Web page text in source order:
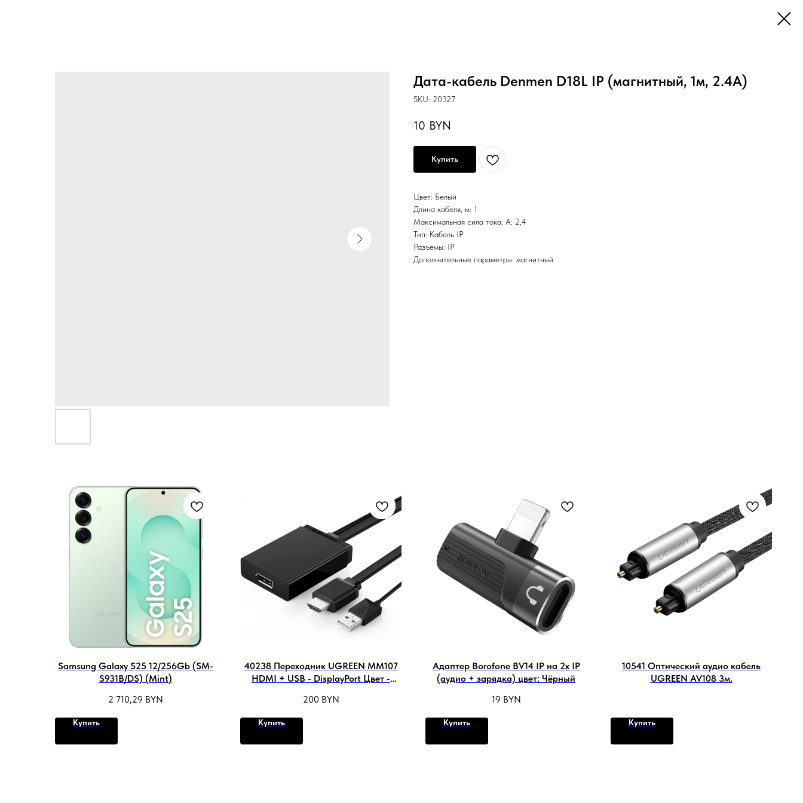
Дата-кабель Denmen D18L IP (магнитный, 1м, 2.4A)
SKU: 20327
10 BYN
Купить
Цвет: Белый
Длина кабеля, м: 1
Максимальная сила тока, А: 2,4
Тип: Кабель IP
Разъемы: IP
Дополнительные параметры: магнитный
Samsung Galaxy S25 12/256Gb (SM-
S931B/DS) (Mint)
2 710,29 BYN
Купить
40238 Переходник UGREEN MM107
HDMI + USB - DisplayPort Цвет -
200 BYN
Купить
Адаптер Borofone BV14 IP на 2x IP
(аудио + зарядка) цвет: Чёрный
19 BYN
Купить
10541 Оптический аудио кабель
UGREEN AV108 3м.
Купить